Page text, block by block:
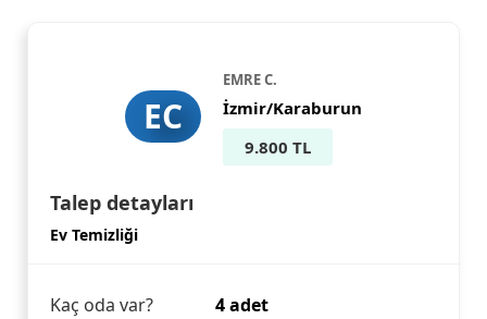
EC
EMRE C.
İzmir/Karaburun
9.800 TL
Talep detayları
Ev Temizliği
Kaç oda var?
4 adet